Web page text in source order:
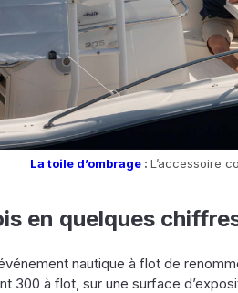
La toile d’ombrage : L’accessoire
en quelques
nautique à flot de
300 à flot, sur une surface